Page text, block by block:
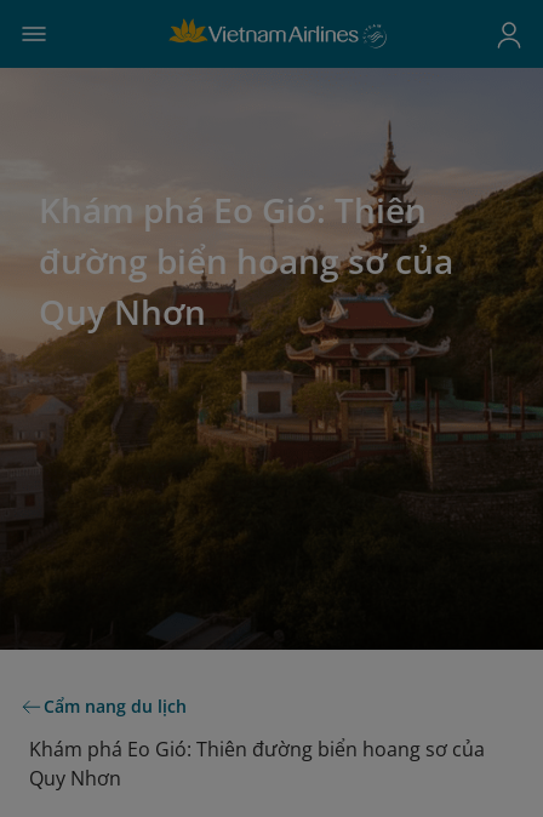
Khám phá Eo Gió: Thiên
đường biển hoang sơ của
Quy Nhơn
Cẩm nang du lịch
Khám phá Eo Gió: Thiên đường biển hoang sơ của
Quy Nhơn